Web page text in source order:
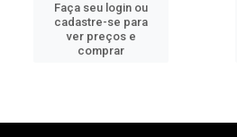
Faça seu login ou
cadastre-se para
ver preços e
comprar